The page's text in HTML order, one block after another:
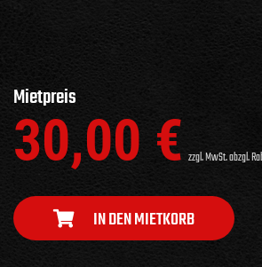
Mietpreis
30,00 € zzgl. MwSt. abzgl.
IN DEN MIETKORB